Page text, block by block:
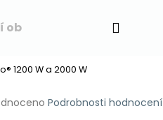
Napište nám
Hledat
1200 W a 2000 W
Podrobnosti hodnocení